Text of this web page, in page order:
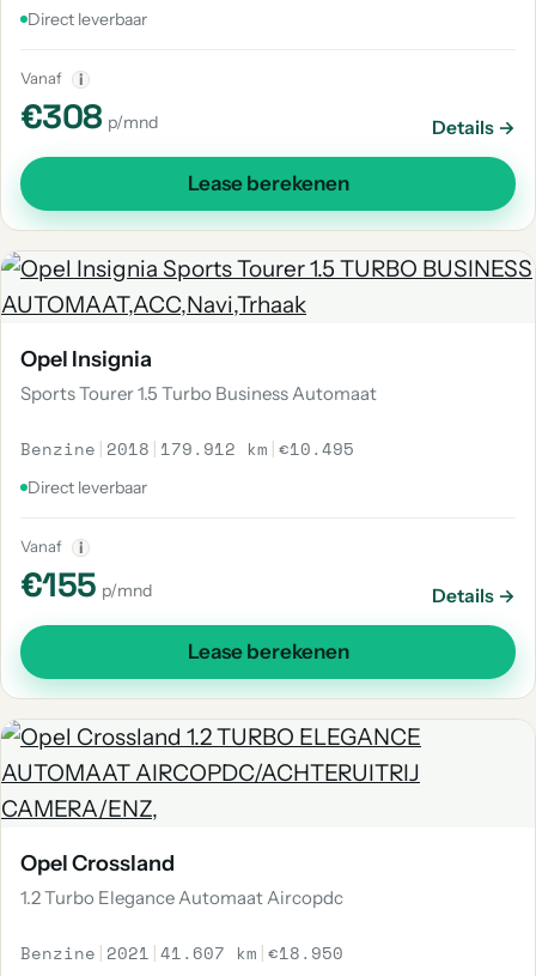
Direct leverbaar
Vanaf i
€308 p/mnd Details →
Lease berekenen
Opel Insignia
Sports Tourer 1.5 Turbo Business Automaat
Benzine | 2018 | 179.912 km |€10.495
Direct leverbaar
Vanaf i
€155 p/mnd Details →
Lease berekenen
Opel Crossland
1.2 Turbo Elegance Automaat Aircopdc
Benzine | 2021 |41.607 km |€18.950